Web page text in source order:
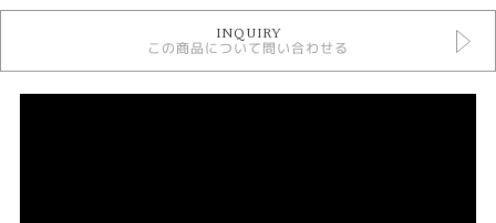
婚約指輪
モニッケンダム 婚約指輪
すぐ用意できる婚約指輪
人気ブランド婚約指輪
INQUIRY
この商品について問い合わせる